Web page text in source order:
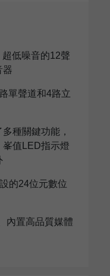
低噪音的12聲
器
單聲道和4路立
種關鍵功能，
值LED指示燈
的24位元數位
內置高品質媒體